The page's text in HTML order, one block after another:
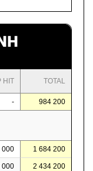
HIT TOTAL
- 984 200
000 1 684 200
000 2 434 200